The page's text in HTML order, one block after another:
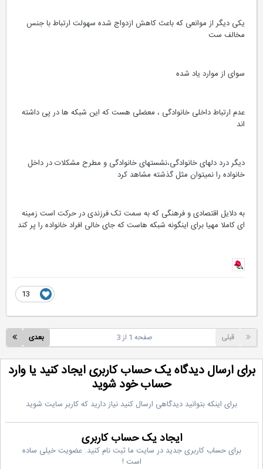
یکی دیگر از موانعی که باعث کاهش ازدواج شده سهولت ارتباط با جنس
مخالف ست
سوای از موارد یاد شده
عدم ارتباط داخلی خانوادگی ، معضلی هست که این شبکه ها در پی داشته
دیگر درد دلهای خانوادگی،نشستهای خانوادگی و مطرح مشکلات در داخل
خانواده را نمیتوان مثل گذشته مشاهد کرد
به دلایل اقتصادی و فرهنگی که به سمت تک فرزندی در حرکت است زمینه
ای کاملا مهیا برای اینگونه شبکه هاست که جای خالی افراد خانواده را پر کند
قبلی بعدی صفحه 1 از 3
ارسال دیدگاه یک حساب کاربری ایجاد کنید یا وارد
حساب خود شوید
برای اینکه بتوانید دیدگاهی ارسال کنید نیاز دارید که کاربر سایت شوید
ایجاد یک حساب کاربری
برای حساب کاربری جدید در سایت ما ثبت نام کنید. عضویت خیلی ساده
است !